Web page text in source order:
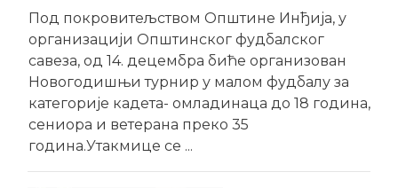
Под покровитељством Општине Инђија, у
организацији Општинског фудбалског
савеза, од 14. децембра биће организован
Новогодишњи турнир у малом фудбалу за
категорије кадета- омладинаца до 18 година,
сениора и ветерана преко 35
година.Утакмице се ...